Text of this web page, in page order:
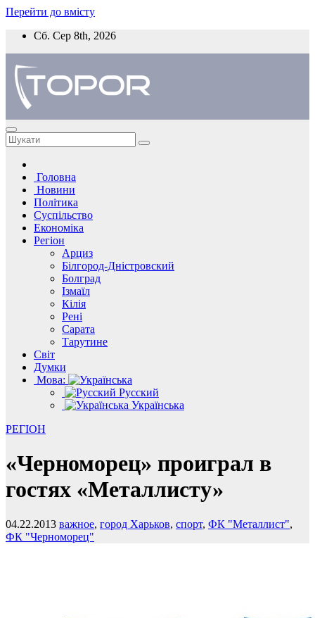
Перейти до вмісту
Сб. Сер 8th, 2026
Головна
Новини
Політика
Суспільство
Економіка
Регіон
Арциз
Білгород-Дністровский
Болград
Ізмаїл
Кілія
Рені
Сарата
Тарутине
Світ
Думки
Мова:
Русский
Українська
РЕГІОН
«Черноморец» проиграл в
гостях «Металлисту»
04.22.2013 важное, город Харьков, спорт, ФК "Металлист",
ФК "Черноморец"